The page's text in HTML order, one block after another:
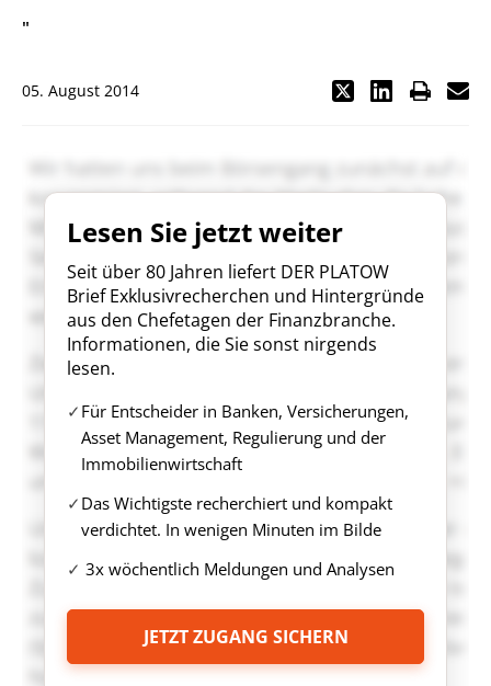
"
05. August 2014
Lesen Sie jetzt weiter
Seit über 80 Jahren liefert DER PLATOW
Brief Exklusivrecherchen und Hintergründe
aus den Chefetagen der Finanzbranche.
Informationen, die Sie sonst nirgends
lesen.
Für Entscheider in Banken, Versicherungen,
Asset Management, Regulierung und der
Immobilienwirtschaft
Das Wichtigste recherchiert und kompakt
verdichtet. In wenigen Minuten im Bilde
3x wöchentlich Meldungen und Analysen
JETZT ZUGANG SICHERN